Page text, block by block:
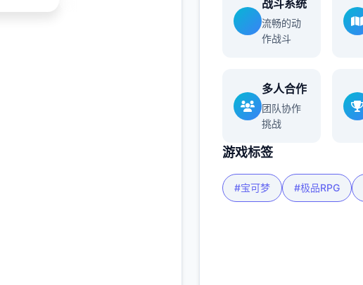
战斗系统
流畅的动
作战斗
多人合作
团队协作
挑战
游戏标签
#宝可梦 #极品RPG